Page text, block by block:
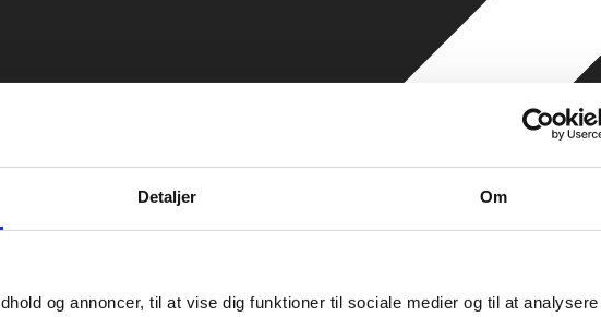
Detaljer Om
og annoncer, til at vise dig funktioner til sociale medier og til at analysere